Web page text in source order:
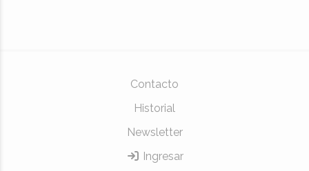
Contacto
Historial
Newsletter
Ingresar